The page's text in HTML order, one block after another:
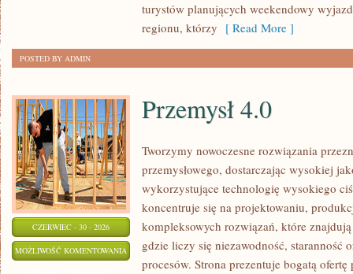
turystów planujących weekendowy
regionu, którzy [ Read More ]
POSTED BY ADMIN
CZERWIEC - 30 - 2026
MOŻLIWOŚĆ KOMENTOWANIA PRZEMYSŁ
Przemysł 4.0
Tworzymy nowoczesne rozwiązania
przemysłowego, dostarczając wysokiej
wykorzystujące technologię wysokiego
koncentruje się na projektowaniu,
kompleksowych rozwiązań, które
gdzie liczy się niezawodność, staranność
procesów. Strona prezentuje bogatą ofertę